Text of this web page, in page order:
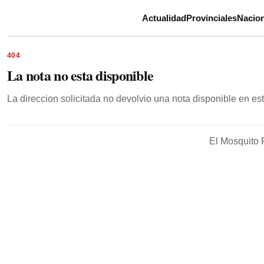
ActualidadProvinciales
404
La nota no esta disponible
La direccion solicitada no devolvio una nota disponible en
El Mosquito